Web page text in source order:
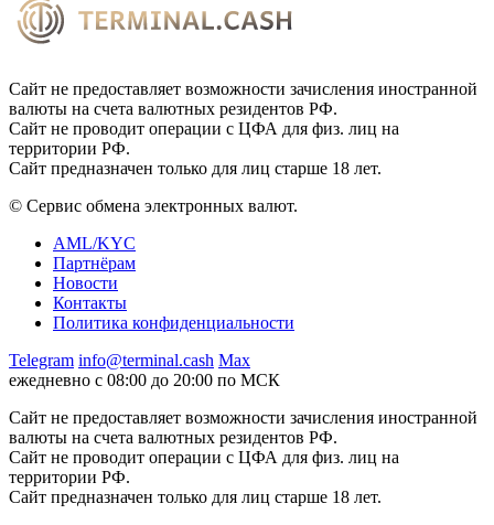
Сайт не предоставляет возможности зачисления иностранной
валюты на счета валютных резидентов РФ.
Сайт не проводит операции с ЦФА для физ. лиц на
территории РФ.
Сайт предназначен только для лиц старше 18 лет.
© Сервис обмена электронных валют.
AML/KYC
Партнёрам
Новости
Контакты
Политика конфиденциальности
Telegram info@terminal.cash Max
ежедневно с 08:00 до 20:00 по МСК
Сайт не предоставляет возможности зачисления иностранной
валюты на счета валютных резидентов РФ.
Сайт не проводит операции с ЦФА для физ. лиц на
территории РФ.
Сайт предназначен только для лиц старше 18 лет.